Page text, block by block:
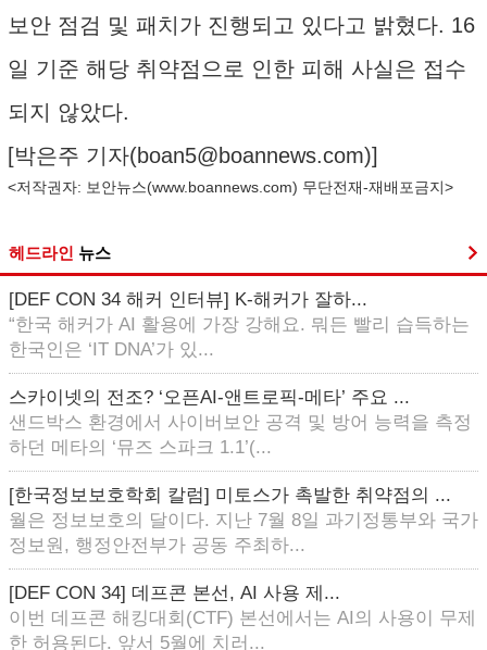
보안 점검 및 패치가 진행되고 있다고 밝혔다. 16
일 기준 해당 취약점으로 인한 피해 사실은 접수
되지 않았다.
[박은주 기자(boan5@boannews.com)]
<저작권자: 보안뉴스(www.boannews.com) 무단전재-재배포금지>
헤드라인 뉴스
[DEF CON 34 해커 인터뷰] K-해커가 잘하...
“한국 해커가 AI 활용에 가장 강해요. 뭐든 빨리 습득하는
한국인은 ‘IT DNA’가 있...
스카이넷의 전조? ‘오픈AI-앤트로픽-메타’ 주요 ...
샌드박스 환경에서 사이버보안 공격 및 방어 능력을 측정
하던 메타의 ‘뮤즈 스파크 1.1’(...
[한국정보보호학회 칼럼] 미토스가 촉발한 취약점의 ...
월은 정보보호의 달이다. 지난 7월 8일 과기정통부와 국가
정보원, 행정안전부가 공동 주최하...
[DEF CON 34] 데프콘 본선, AI 사용 제...
이번 데프콘 해킹대회(CTF) 본선에서는 AI의 사용이 무제
한 허용된다. 앞서 5월에 치러...